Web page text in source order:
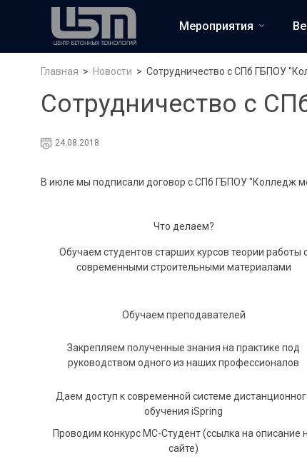
Мероприятия
Главная Новости Сотрудничество с СПб ГБПОУ
Сотрудничество с
24.08.2018
В июле мы подписали договор с СПб ГБПОУ "Колледж
Что делаем?
Обучаем студентов старших курсов теории работы
современными строительными материалами
Обучаем преподавателей
Закрепляем полученные знания на практике под
руководством одного из наших профессионалов
Даем доступ к современной системе
обучения iSpring
Проводим конкурс MC-Студент (ссылка на описание
сайте)